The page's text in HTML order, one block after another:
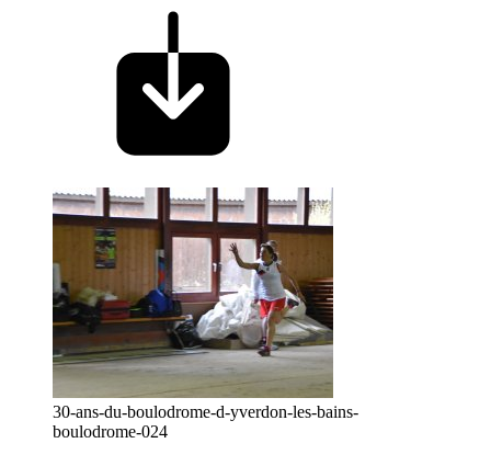
30-ans-du-boulodrome-d-yverdon-les-bains-
boulodrome-024